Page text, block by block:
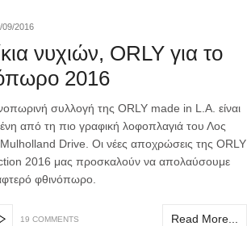
09/2016
νυχιών, ORLY για το
2016
συλλογή της ORLY made in L.A. είναι
από τη πιο γραφική λοφοπλαγιά του Λος
Mulholland Drive. Οι νέες αποχρώσεις της ORLY
2016 μας προσκαλούν να απολαύσουμε
φθινόπωρο.
19 COMMENTS Read More...